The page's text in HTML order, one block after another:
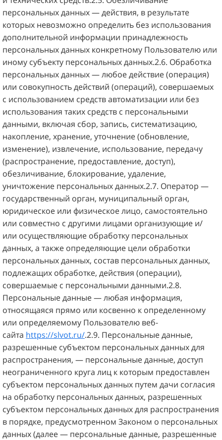
персональных данных — действия, в результате
которых невозможно определить без использования
дополнительной информации принадлежность
персональных данных конкретному Пользователю или
иному субъекту персональных данных.2.6. Обработка
персональных данных — любое действие (операция)
или совокупность действий (операций), совершаемых
с использованием средств автоматизации или без
использования таких средств с персональными
данными, включая сбор, запись, систематизацию,
накопление, хранение, уточнение (обновление,
изменение), извлечение, использование, передачу
(распространение, предоставление, доступ),
обезличивание, блокирование, удаление,
уничтожение персональных данных.2.7. Оператор —
государственный орган, муниципальный орган,
юридическое или физическое лицо, самостоятельно
или совместно с другими лицами организующие и/
или осуществляющие обработку персональных
данных, а также определяющие цели обработки
персональных данных, состав персональных данных,
подлежащих обработке, действия (операции),
совершаемые с персональными данными.2.8.
Персональные данные — любая информация,
относящаяся прямо или косвенно к определенному
или определяемому Пользователю веб-
сайта https://slvot.ru/.2.9. Персональные данные,
разрешенные субъектом персональных данных для
распространения, — персональные данные, доступ
неограниченного круга лиц к которым предоставлен
субъектом персональных данных путем дачи согласия
на обработку персональных данных, разрешенных
субъектом персональных данных для распространения
в порядке, предусмотренном Законом о персональных
данных (далее — персональные данные, разрешенные